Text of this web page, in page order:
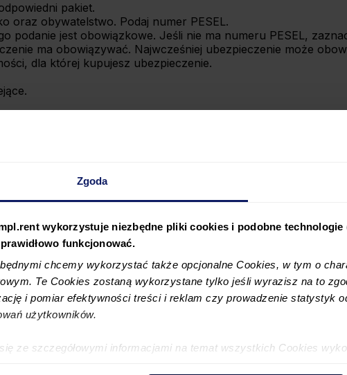
Zgoda
wykorzystuje niezbędne pliki cookies i podobne technologie
prawidłowo funkcjonować.
chcemy wykorzystać także opcjonalne Cookies, w tym o
Te Cookies zostaną wykorzystane tylko jeśli wyrazisz na to
i pomiar efektywności treści i reklam czy prowadzenie statystyk
użytkowników.
ze szczegółowymi informacjami na temat wszystkich Cookies
pakiet.
oraz obywatelstwo. Podaj numer PESEL.
podanie jest obowiązkowe. Jeśli nie ma numeru PESEL,
ma obowiązywać. Najwcześniej ubezpieczenie może
dla której kupujesz ubezpieczenie.
do minimum, aby umożliwić objęcie lokalu ochroną w ciągu
ubezpieczoną?
ubezpieczenie dla najemcy?
najemcy?
czy właściciel?
ją dostać?